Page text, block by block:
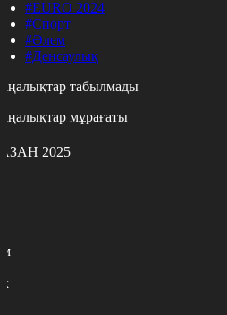
#EURO 2024
#Спорт
#Әлем
#Денсаулық
табылмады
мұрағаты
2025